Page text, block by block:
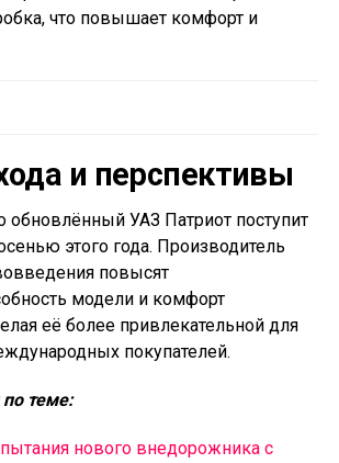
что повышает комфорт и
и перспективы
обновлённый УАЗ Патриот поступит
этого года. Производитель
повысят
модели и комфорт
её более привлекательной для
покупателей.
по теме:
нового внедорожника с